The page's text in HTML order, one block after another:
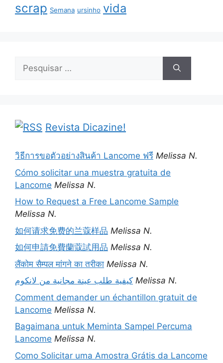
scrap Semana ursinho vida
Pesquisar
Revista Dicazine!
วิธีการขอตัวอย่างสินค้า Lancome ฟรี Melissa N.
Cómo solicitar una muestra gratuita de
Lancome Melissa N.
How to Request a Free Lancome Sample
Melissa N.
如何请求免费的兰蔻样品 Melissa N.
如何申請免費蘭蔻試用品 Melissa N.
लैंकोम सैम्पल मांगने का तरीका Melissa N.
كيفية طلب عينة مجانية من لانكوم Melissa N.
Comment demander un échantillon gratuit de
Lancome Melissa N.
Bagaimana untuk Meminta Sampel Percuma
Lancome Melissa N.
Como Solicitar uma Amostra Grátis da Lancome